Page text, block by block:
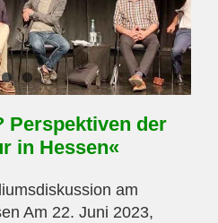
Perspektiven der
in Hessen«
am
Am 22. Juni 2023,